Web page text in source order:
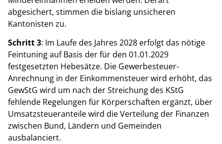
abgesichert, stimmen die bislang unsicheren
Kantonisten zu.
Schritt 3: Im Laufe des Jahres 2028 erfolgt das nötige
Feintuning auf Basis der für den 01.01.2029
festgesetzten Hebesätze. Die Gewerbesteuer-
Anrechnung in der Einkommensteuer wird erhöht, das
GewStG wird um nach der Streichung des KStG
fehlende Regelungen für Körperschaften ergänzt, über
Umsatzsteueranteile wird die Verteilung der Finanzen
zwischen Bund, Ländern und Gemeinden
ausbalanciert.